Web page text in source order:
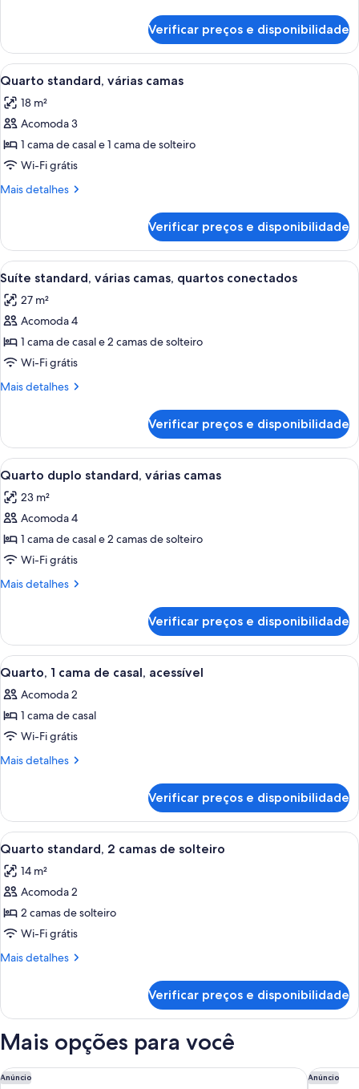
de
casal
standard,
cama
casal
Verificar preços e disponibilidade
Carrega
todas
as
fotos
de
Quarto
standard,
Quarto de hotel com duas camas,
4
Quarto standard, várias camas
18 m²
Acomoda 3
1 cama de casal e 1 cama de solteiro
Wi-Fi grátis
Mais detalhes
Mais
standard,
várias
camas
Verificar preços e disponibilidade
Carrega
todas
as
fotos
de
Suíte
standard,
quartos
conectados
Quarto de hotel com duas camas,
6
Suíte standard, várias camas, quartos conectados
27 m²
Acomoda 4
1 cama de casal e 2 camas de solteiro
Wi-Fi grátis
Mais detalhes
Mais
standard,
várias
camas,
conectados
Verificar preços e disponibilidade
Carrega
todas
as
fotos
de
Quarto
duplo
camas
Quarto de hotel com duas camas,
6
Quarto duplo standard, várias camas
23 m²
Acomoda 4
1 cama de casal e 2 camas de solteiro
Wi-Fi grátis
Mais detalhes
Mais
duplo
standard,
várias
Verificar preços e disponibilidade
Carrega
todas
as
fotos
de
Quarto,
de
casal,
acessível
Quarto de hotel com cadeira de
9
Quarto, 1 cama de casal, acessível
Acomoda 2
1 cama de casal
Wi-Fi grátis
Mais detalhes
Mais
1
cama
de
acessível
Verificar preços e disponibilidade
Carrega
todas
as
fotos
de
Quarto
standard,
de
solteiro
Quarto de hotel com duas camas,
7
Quarto standard, 2 camas de solteiro
14 m²
Acomoda 2
2 camas de solteiro
Wi-Fi grátis
Mais detalhes
Mais
standard,
camas
solteiro
Verificar preços e disponibilidade
Mais opções para você
Anúncio
Hôtel Bootcamp Anúncio